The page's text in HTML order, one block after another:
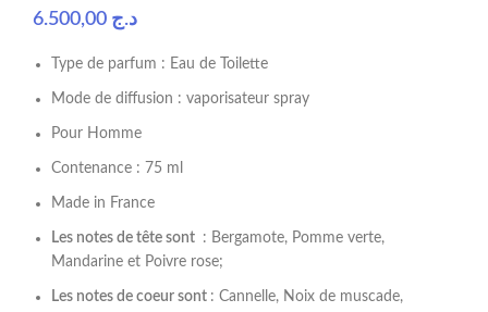
د.ج
Type de parfum : Eau de Toilette
Mode de diffusion : vaporisateur spray
Pour Homme
Contenance : 75 ml
Made in France
Les notes de tête sont : Bergamote, Pomme verte,
Mandarine et Poivre rose;
Les notes de coeur sont : Cannelle, Noix de muscade,